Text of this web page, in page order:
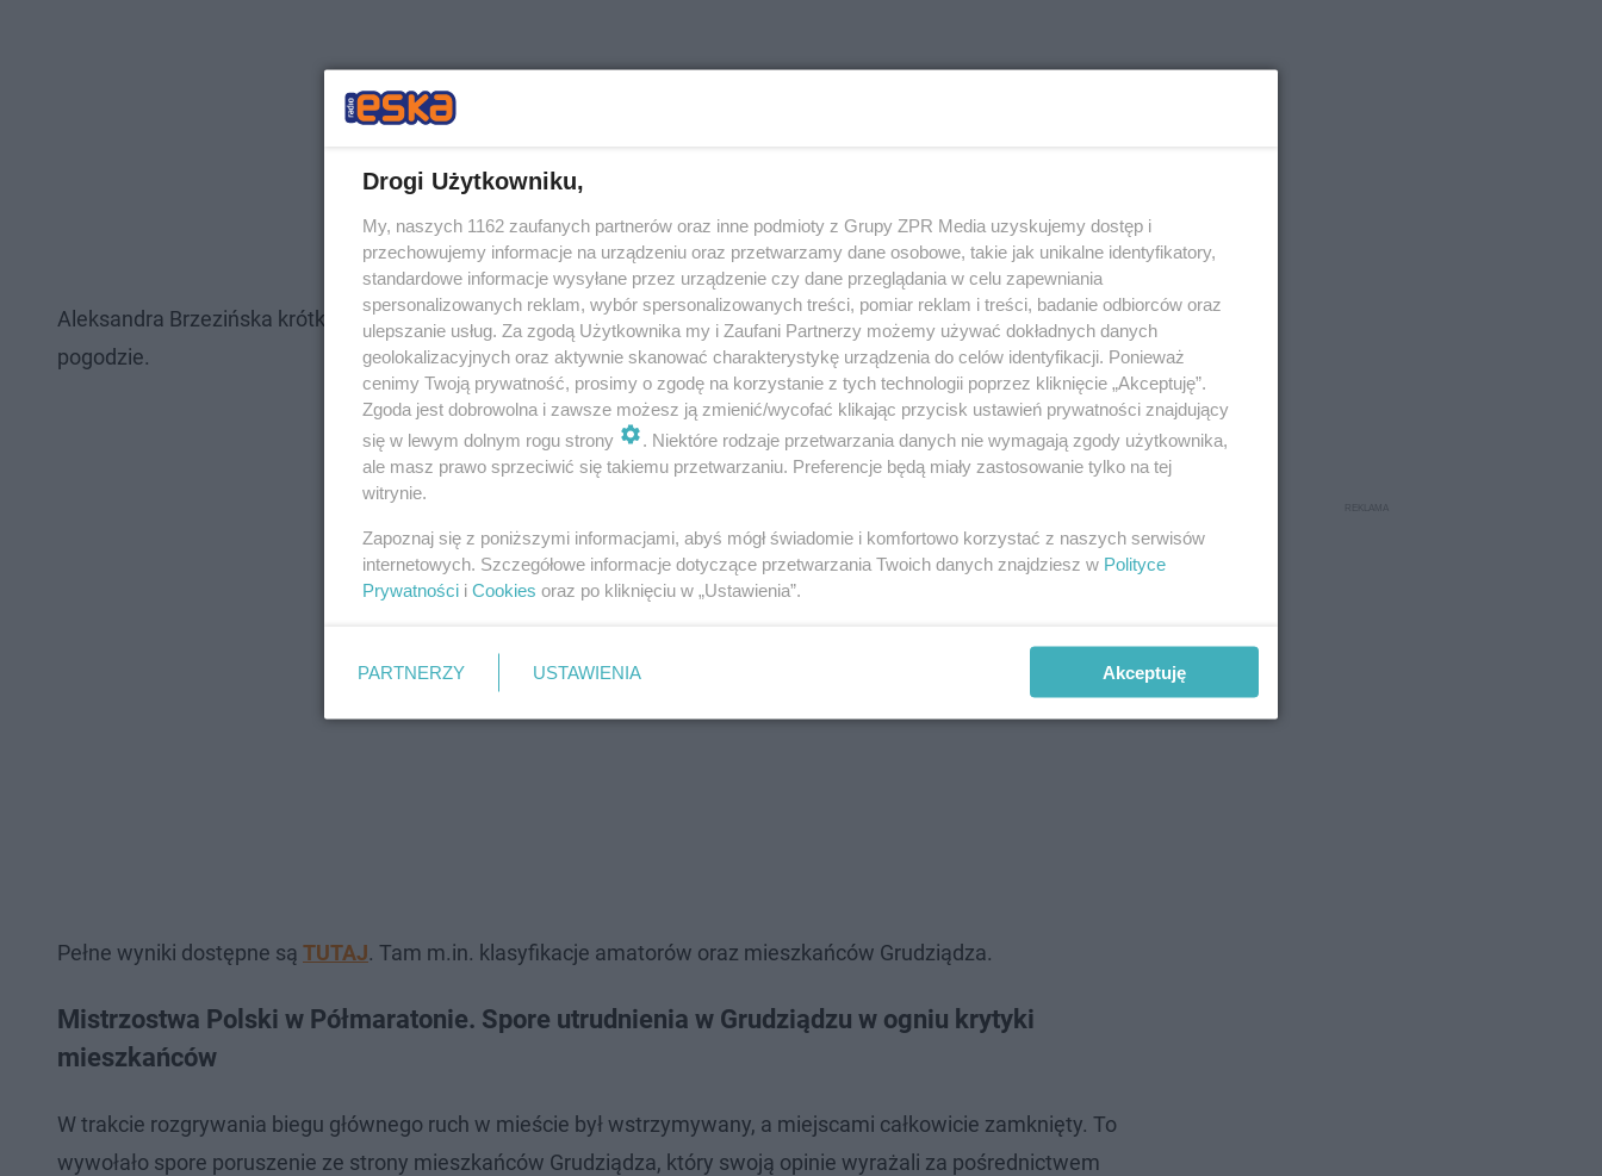
Aleksandra Brzezińska krótko po wbiegnięciu na metę opowiedziała nam o imprezie, trasie i ciężkiej (upalnej)
pogodzie.
Pełne wyniki dostępne są TUTAJ. Tam m.in. klasyfikacje amatorów oraz mieszkańców Grudziądza.
Mistrzostwa Polski w Półmaratonie. Spore utrudnienia w Grudziądzu w ogniu krytyki
mieszkańców
W trakcie rozgrywania biegu głównego ruch w mieście był wstrzymywany, a miejscami całkowicie zamknięty. To
wywołało spore poruszenie ze strony mieszkańców Grudziądza, który swoją opinie wyrażali za pośrednictwem
Drogi Użytkowniku,
My, naszych 1162 zaufanych partnerów oraz inne podmioty z Grupy ZPR Media uzyskujemy dostęp i
przechowujemy informacje na urządzeniu oraz przetwarzamy dane osobowe, takie jak unikalne identyfikatory,
standardowe informacje wysyłane przez urządzenie czy dane przeglądania w celu zapewniania
spersonalizowanych reklam, wybór spersonalizowanych treści, pomiar reklam i treści, badanie odbiorców oraz
ulepszanie usług. Za zgodą Użytkownika my i Zaufani Partnerzy możemy używać dokładnych danych
geolokalizacyjnych oraz aktywnie skanować charakterystykę urządzenia do celów identyfikacji. Ponieważ
cenimy Twoją prywatność, prosimy o zgodę na korzystanie z tych technologii poprzez kliknięcie „Akceptuję”.
Zgoda jest dobrowolna i zawsze możesz ją zmienić/wycofać klikając przycisk ustawień prywatności znajdujący
się w lewym dolnym rogu strony
. Niektóre rodzaje przetwarzania danych nie wymagają zgody użytkownika,
ale masz prawo sprzeciwić się takiemu przetwarzaniu. Preferencje będą miały zastosowanie tylko na tej
witrynie.
Zapoznaj się z poniższymi informacjami, abyś mógł świadomie i komfortowo korzystać z naszych serwisów
internetowych. Szczegółowe informacje dotyczące przetwarzania Twoich danych znajdziesz w Polityce
Prywatności i Cookies oraz po kliknięciu w „Ustawienia”.
PARTNERZY USTAWIENIA Akceptuję